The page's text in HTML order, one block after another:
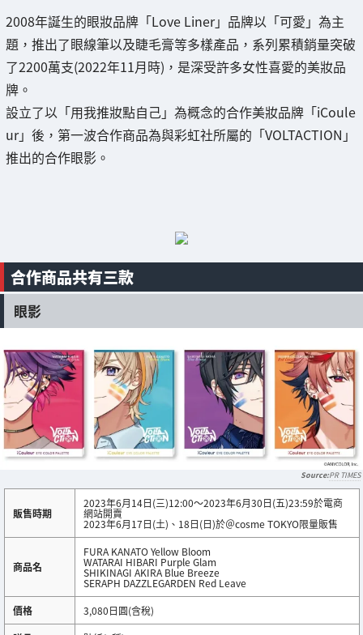
2008年誕生的眼妝品牌「Love Liner」品牌以「可愛」為主
題，推出了眼線筆以及睫毛膏等多樣產品，系列累積銷量突破
了2200萬支(2022年11月時)，是深受許多女性喜愛的美妝品
牌。
設立了以「用我推妝點自己」為概念的合作美妝品牌「iCoule
ur」後，第一波合作商品為與彩虹社所屬的「VOLTACTION」
推出的合作眼影。
合作商品共有三款
眼影
PR TIMES
販售時期
2023年6月14日(三)12:00～2023年6月30日(五)23:59於電商
網站開賣
2023年6月17日(土)、18日(日)於＠cosme TOKYO限量販售
商品名
FURA KANATO Yellow Bloom
WATARAI HIBARI Purple Glam
SHIKINAGI AKIRA Blue Breeze
SERAPH DAZZLEGARDEN Red Leave
價格
3,080日圓(含稅)